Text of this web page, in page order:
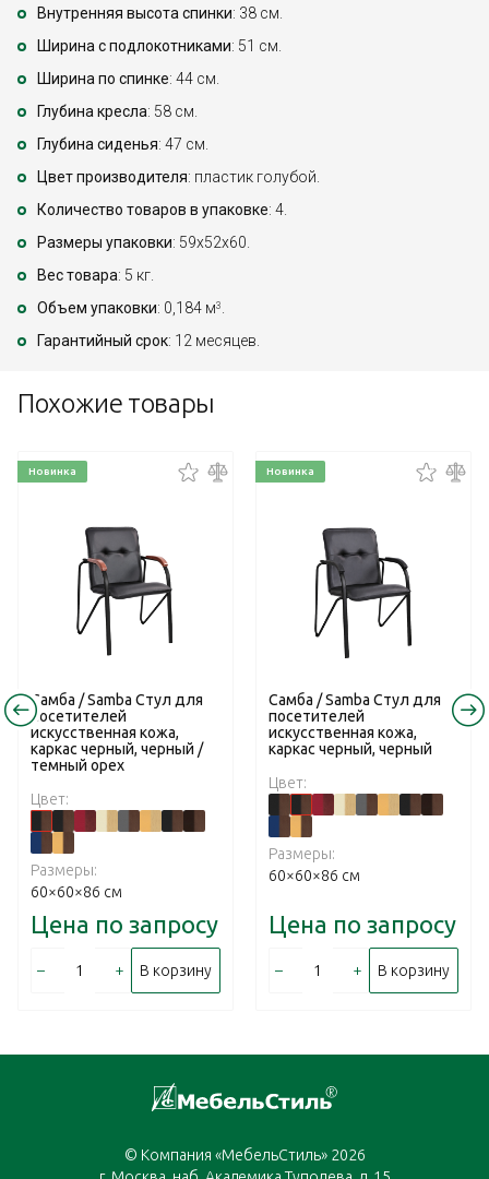
Внутренняя высота спинки: 38 см.
Ширина с подлокотниками: 51 см.
Ширина по спинке: 44 см.
Глубина кресла: 58 см.
Глубина сиденья: 47 см.
Цвет производителя: пластик голубой.
Количество товаров в упаковке: 4.
Размеры упаковки: 59x52x60.
Вес товара: 5 кг.
Объем упаковки: 0,184 м3
Гарантийный срок: 12 месяцев.
Похожие товары
Новинка
Самба / Samba Стул для
посетителей
искусственная кожа,
каркас черный, черный /
темный орех
Цвет:
Размеры:
60×60×86 см
Цена по запросу
– + В корзину
Новинка
Самба / Samba Стул для
посетителей
искусственная кожа,
каркас черный, черный
Цвет:
Размеры:
60×60×86 см
Цена по запросу
– + В корзину
© Компания «МебельСтиль» 2026